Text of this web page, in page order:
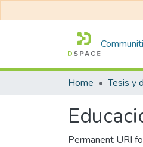
Home Tesis y
Permanent URI